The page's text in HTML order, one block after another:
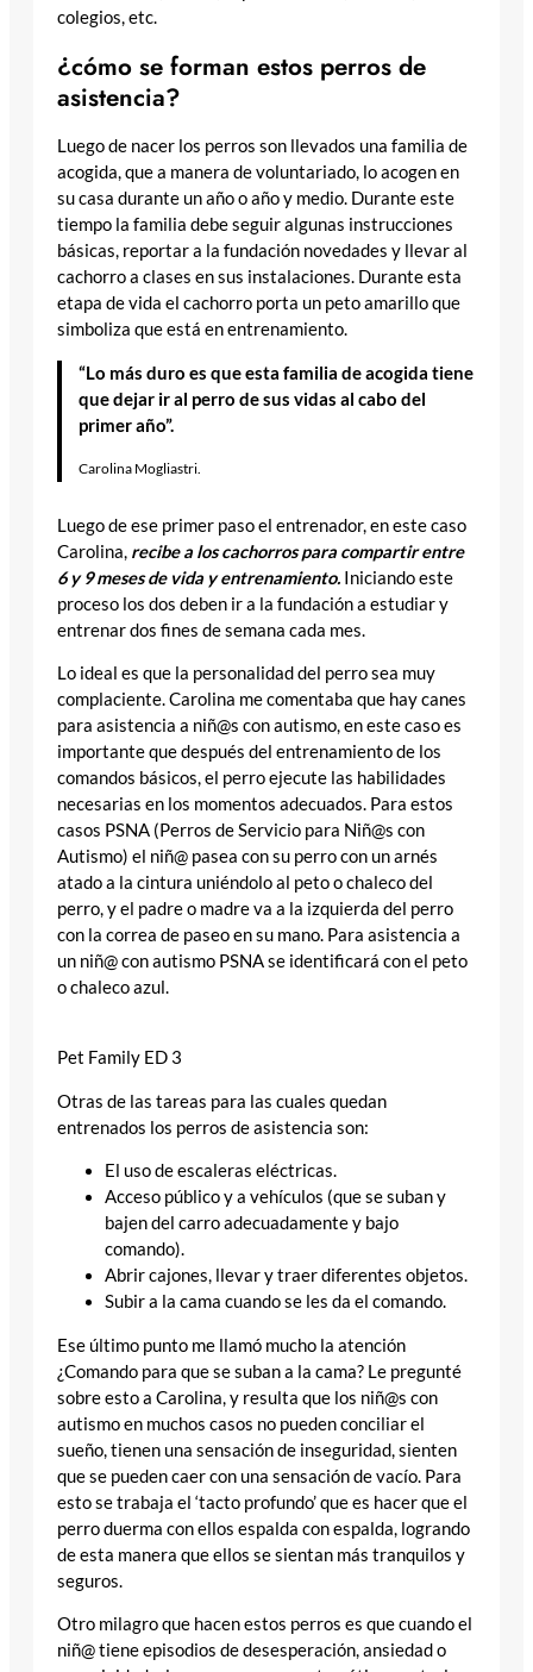
colegios, etc.
¿cómo se forman estos perros de
asistencia?
Luego de nacer los perros son llevados una familia de
acogida, que a manera de voluntariado, lo acogen en
su casa durante un año o año y medio. Durante este
tiempo la familia debe seguir algunas instrucciones
básicas, reportar a la fundación novedades y llevar al
cachorro a clases en sus instalaciones. Durante esta
etapa de vida el cachorro porta un peto amarillo que
simboliza que está en entrenamiento.
“Lo más duro es que esta familia de acogida tiene
que dejar ir al perro de sus vidas al cabo del
primer año”.
Carolina Mogliastri.
Luego de ese primer paso el entrenador, en este caso
Carolina, recibe a los cachorros para compartir entre
6 y 9 meses de vida y entrenamiento. Iniciando este
proceso los dos deben ir a la fundación a estudiar y
entrenar dos fines de semana cada mes.
Lo ideal es que la personalidad del perro sea muy
complaciente. Carolina me comentaba que hay canes
para asistencia a niñ@s con autismo, en este caso es
importante que después del entrenamiento de los
comandos básicos, el perro ejecute las habilidades
necesarias en los momentos adecuados. Para estos
casos PSNA (Perros de Servicio para Niñ@s con
Autismo) el niñ@ pasea con su perro con un arnés
atado a la cintura uniéndolo al peto o chaleco del
perro, y el padre o madre va a la izquierda del perro
con la correa de paseo en su mano. Para asistencia a
un niñ@ con autismo PSNA se identificará con el peto
o chaleco azul.
Pet Family ED 3
Otras de las tareas para las cuales quedan
entrenados los perros de asistencia son:
El uso de escaleras eléctricas.
Acceso público y a vehículos (que se suban y
bajen del carro adecuadamente y bajo
comando).
Abrir cajones, llevar y traer diferentes objetos.
Subir a la cama cuando se les da el comando.
Ese último punto me llamó mucho la atención
¿Comando para que se suban a la cama? Le pregunté
sobre esto a Carolina, y resulta que los niñ@s con
autismo en muchos casos no pueden conciliar el
sueño, tienen una sensación de inseguridad, sienten
que se pueden caer con una sensación de vacío. Para
esto se trabaja el ‘tacto profundo’ que es hacer que el
perro duerma con ellos espalda con espalda, logrando
de esta manera que ellos se sientan más tranquilos y
seguros.
Otro milagro que hacen estos perros es que cuando el
niñ@ tiene episodios de desesperación, ansiedad o